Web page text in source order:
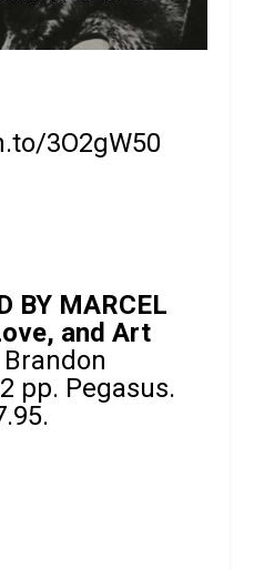
3O2gW50
BY MARCEL
and Art
pp. Pegasus.